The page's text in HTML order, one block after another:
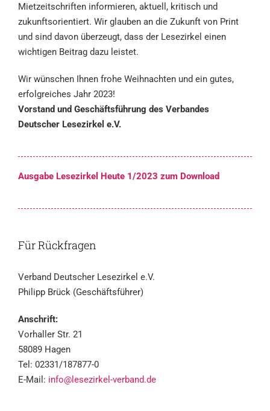
Mietzeitschriften informieren, aktuell, kritisch und
zukunftsorientiert. Wir glauben an die Zukunft von Print
und sind davon überzeugt, dass der Lesezirkel einen
wichtigen Beitrag dazu leistet.
Wir wünschen Ihnen frohe Weihnachten und ein gutes,
erfolgreiches Jahr 2023!
Vorstand und Geschäftsführung des Verbandes
Deutscher Lesezirkel e.V.
Ausgabe Lesezirkel Heute 1/2023 zum Download
Für Rückfragen
Verband Deutscher Lesezirkel e.V.
Philipp Brück (Geschäftsführer)
Anschrift:
Vorhaller Str. 21
58089 Hagen
Tel: 02331/187877-0
E-Mail: info@lesezirkel-verband.de